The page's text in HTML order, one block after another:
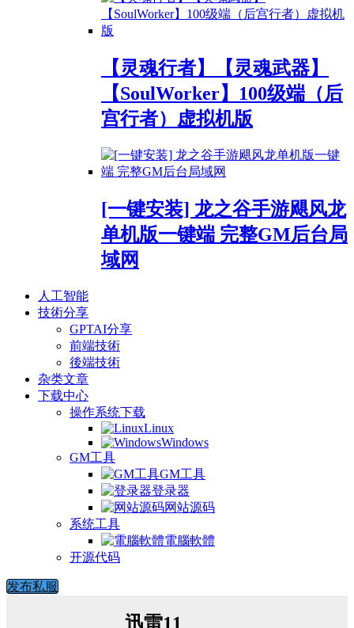
【灵魂行者】【灵魂武器】
【SoulWorker】100级端（后
宫行者）虚拟机版
[一键安装] 龙之谷手游飓风龙
单机版一键端 完整GM后台局
域网
人工智能
技術分享
GPTAI分享
前端技術
後端技術
杂类文章
下载中心
操作系统下载
Linux
Windows
GM工具
GM工具
登录器
网站源码
系统工具
電腦軟體
开源代码
发布私服
迅雷11